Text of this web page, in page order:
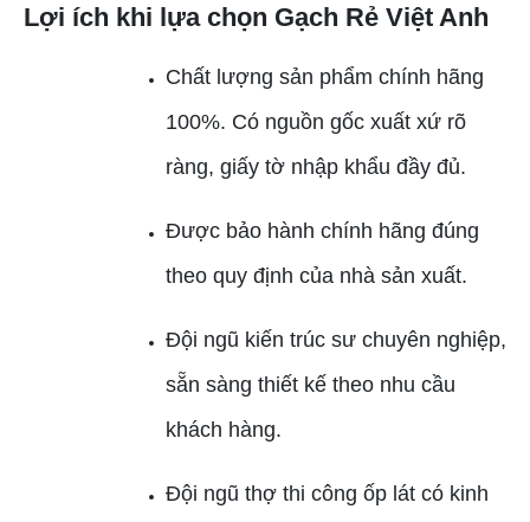
Lợi ích khi lựa chọn Gạch Rẻ Việt Anh
Chất lượng sản phẩm chính hãng
100%. Có nguồn gốc xuất xứ rõ
ràng, giấy tờ nhập khẩu đầy đủ.
Được bảo hành chính hãng đúng
theo quy định của nhà sản xuất.
Đội ngũ kiến trúc sư chuyên nghiệp,
sẵn sàng thiết kế theo nhu cầu
khách hàng.
Đội ngũ thợ thi công ốp lát có kinh